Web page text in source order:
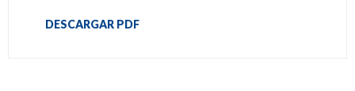
DESCARGAR PDF